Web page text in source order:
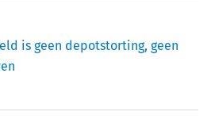
is geen depotstorting, geen